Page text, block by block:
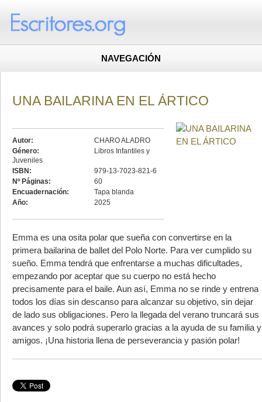
NAVEGACIÓN
UNA BAILARINA EN EL ÁRTICO
Autor:
CHARO ALADRO
Género:
Libros Infantiles y
Juveniles
ISBN:
979-13-7023-821-6
Nº Páginas:
60
Encuadernación:
Tapa blanda
Año:
2025
Emma es una osita polar que sueña con convertirse en la
primera bailarina de ballet del Polo Norte. Para ver cumplido su
sueño. Emma tendrá que enfrentarse a muchas dificultades,
empezando por aceptar que su cuerpo no está hecho
precisamente para el baile. Aun así, Emma no se rinde y entrena
todos los días sin descanso para alcanzar su objetivo, sin dejar
de lado sus obligaciones. Pero la llegada del verano truncará sus
avances y solo podrá superarlo gracias a la ayuda de su familia y
amigos. ¡Una historia llena de perseverancia y pasión polar!